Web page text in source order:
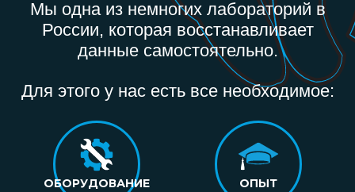
Мы одна из немногих лабораторий в
России, которая восстанавливает
данные самостоятельно.
Для этого у нас есть все необходимое:
ОБОРУДОВАНИЕ ОПЫТ